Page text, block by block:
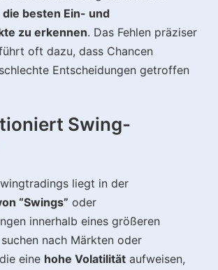
die besten Ein- und
zu erkennen. Das Fehlen präziser
oft dazu, dass Chancen
Entscheidungen getroffen
Swing-
liegt in der
“Swings” oder
innerhalb eines größeren
nach Märkten oder
eine hohe Volatilität aufweisen,